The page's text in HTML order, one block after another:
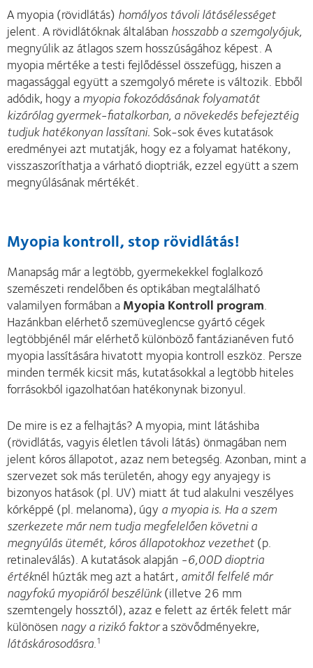
A myopia (rövidlátás) homályos távoli látásélességet
jelent. A rövidlátóknak általában hosszabb a szemgolyójuk,
megnyúlik az átlagos szem hosszúságához képest. A
myopia mértéke a testi fejlődéssel összefügg, hiszen a
magassággal együtt a szemgolyó mérete is változik. Ebből
adódik, hogy amyopia fokozódásának folyamatát
kizárólag gyermek-fiatalkorban, a növekedés befejeztéig
tudjuk hatékonyan lassítani. Sok-sok éves kutatások
eredményei azt mutatják, hogy ez a folyamat hatékony,
visszaszoríthatja a várható dioptriák, ezzel együtt a szem
megnyúlásának mértékét.
Myopia kontroll, stop rövidlátás!
Manapság már a legtöbb, gyermekekkel foglalkozó
szemészeti rendelőben és optikában megtalálható
valamilyen formában aMyopia Kontroll program.
Hazánkban elérhető szemüveglencse gyártó cégek
legtöbbjénél már elérhető különböző fantázianéven futó
myopia lassítására hivatott myopia kontroll eszköz. Persze
minden termék kicsit más, kutatásokkal a legtöbb hiteles
forrásokból igazolhatóan hatékonynak bizonyul.
De mire is ez a felhajtás? A myopia, mint látáshiba
(rövidlátás, vagyis életlen távoli látás) önmagában nem
jelent kóros állapotot, azaz nem betegség. Azonban, mint a
szervezet sok más területén, ahogy egy anyajegy is
bizonyos hatások (pl. UV) miatt át tud alakulni veszélyes
kórképpé (pl. melanoma), úgy a myopia is. Ha a szem
szerkezete már nem tudja megfelelően követni a
megnyúlás ütemét, kóros állapotokhoz vezethet(p.
retinaleválás). A kutatások alapján -6,00D dioptria
értéknél húzták meg azt a határt, amitől felfelé már
nagyfokú myopiáról beszélünk(illetve 26 mm
szemtengely hossztól), azaz e felett az érték felett már
különösen nagy a rizikó faktora szövődményekre,
látáskárosodásra.1